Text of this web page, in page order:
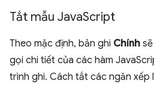
Tắt mẫu JavaScript
Theo mặc định, bản ghi Chính
gọi chi tiết của các hàm
trình ghi. Cách tắt các ngăn xếp